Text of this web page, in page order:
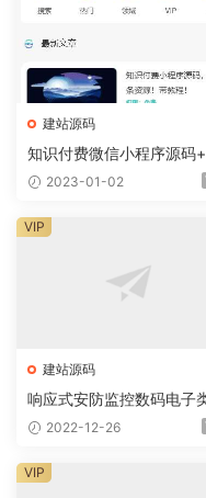
建站源码
知识付费微信小程序源码+
端+教程
2023-01-02
建站源码
响应式安防监控数码电子
业网站eyoucms易优模板
2022-12-26
VIP
VIP